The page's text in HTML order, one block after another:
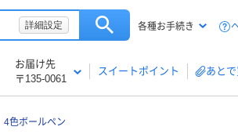
詳細設定 各種お手続き
お届け先
〒135-0061
スイートポイント あとで
色ボールペン